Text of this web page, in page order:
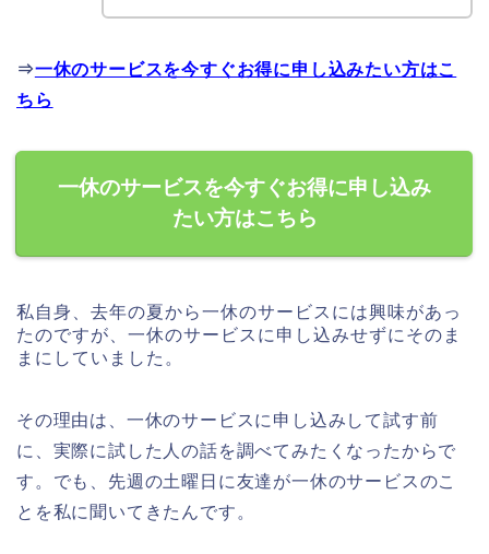
⇒一休のサービスを今すぐお得に申し込みたい方はこ
ちら
一休のサービスを今すぐお得に申し込み
たい方はこちら
私自身、去年の夏から一休のサービスには興味があっ
たのですが、一休のサービスに申し込みせずにそのま
まにしていました。
その理由は、一休のサービスに申し込みして試す前
に、実際に試した人の話を調べてみたくなったからで
す。でも、先週の土曜日に友達が一休のサービスのこ
とを私に聞いてきたんです。